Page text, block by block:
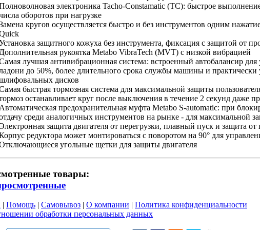
электроника Tacho-Constamatic (TC): быстрое
оборотов при нагрузке
кругов осуществляется быстро и без инструментов одним
защитного кожуха без инструмента, фиксация с защитой от
Дополнительная рукоятка Metabo VibraTech (MVT) с низкой вибрацией
лучшая антивибрационная система: встроенный автобалансир
до 50%, более длительного срока службы машины и практически
дисков
быстрая тормозная система для максимальной защиты
останавливает круг после выключения в течение 2 секунд даже
Автоматическая предохранительная муфта Metabo S-automatic: при
среди аналогичных инструментов на рынке - для максимальной
защита двигателя от перегрузки, плавный пуск и защита от
редуктора может монтироваться с поворотом на 90° для
угольные щетки для защиты двигателя
товары:
| Помощь | Самовывоз | О компании | Политика конфиденциальности
обработки персональных данных